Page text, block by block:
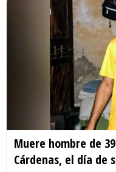
Muere hombre de
Cárdenas, el día de